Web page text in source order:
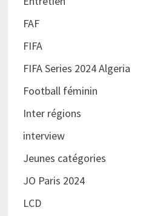
FAF
FIFA
FIFA Series 2024 Algeria
Football féminin
Inter régions
interview
Jeunes catégories
JO Paris 2024
LCD